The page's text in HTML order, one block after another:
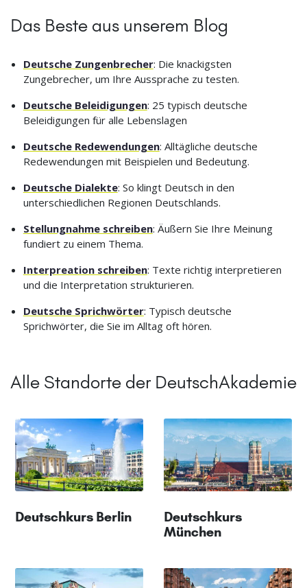
Das Beste aus unserem Blog
Deutsche Zungenbrecher: Die knackigsten
Zungebrecher, um Ihre Aussprache zu testen.
Deutsche Beleidigungen: 25 typisch deutsche
Beleidigungen für alle Lebenslagen
Deutsche Redewendungen: Alltägliche deutsche
Redewendungen mit Beispielen und Bedeutung.
Deutsche Dialekte: So klingt Deutsch in den
unterschiedlichen Regionen Deutschlands.
Stellungnahme schreiben: Äußern Sie Ihre Meinung
fundiert zu einem Thema.
Interpreation schreiben: Texte richtig interpretieren
und die Interpretation strukturieren.
Deutsche Sprichwörter: Typisch deutsche
Sprichwörter, die Sie im Alltag oft hören.
Alle Standorte der DeutschAkademie
Deutschkurs Berlin
Deutschkurs
München